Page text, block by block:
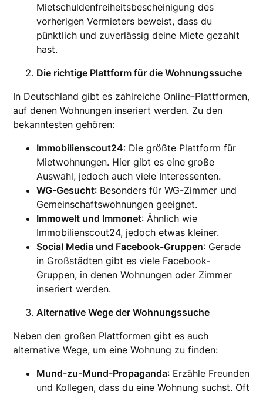
Mietschuldenfreiheitsbescheinigung des
vorherigen Vermieters beweist, dass du
pünktlich und zuverlässig deine Miete gezahlt
hast.
Die richtige Plattform für die Wohnungssuche
In Deutschland gibt es zahlreiche Online-Plattformen,
auf denen Wohnungen inseriert werden. Zu den
bekanntesten gehören:
Immobilienscout24: Die größte Plattform für
Mietwohnungen. Hier gibt es eine große
Auswahl, jedoch auch viele Interessenten.
WG-Gesucht: Besonders für WG-Zimmer und
Gemeinschaftswohnungen geeignet.
Immowelt und Immonet: Ähnlich wie
Immobilienscout24, jedoch etwas kleiner.
Social Media und Facebook-Gruppen: Gerade
in Großstädten gibt es viele Facebook-
Gruppen, in denen Wohnungen oder Zimmer
inseriert werden.
Alternative Wege der Wohnungssuche
Neben den großen Plattformen gibt es auch
alternative Wege, um eine Wohnung zu finden:
Mund-zu-Mund-Propaganda: Erzähle Freunden
und Kollegen, dass du eine Wohnung suchst. Oft